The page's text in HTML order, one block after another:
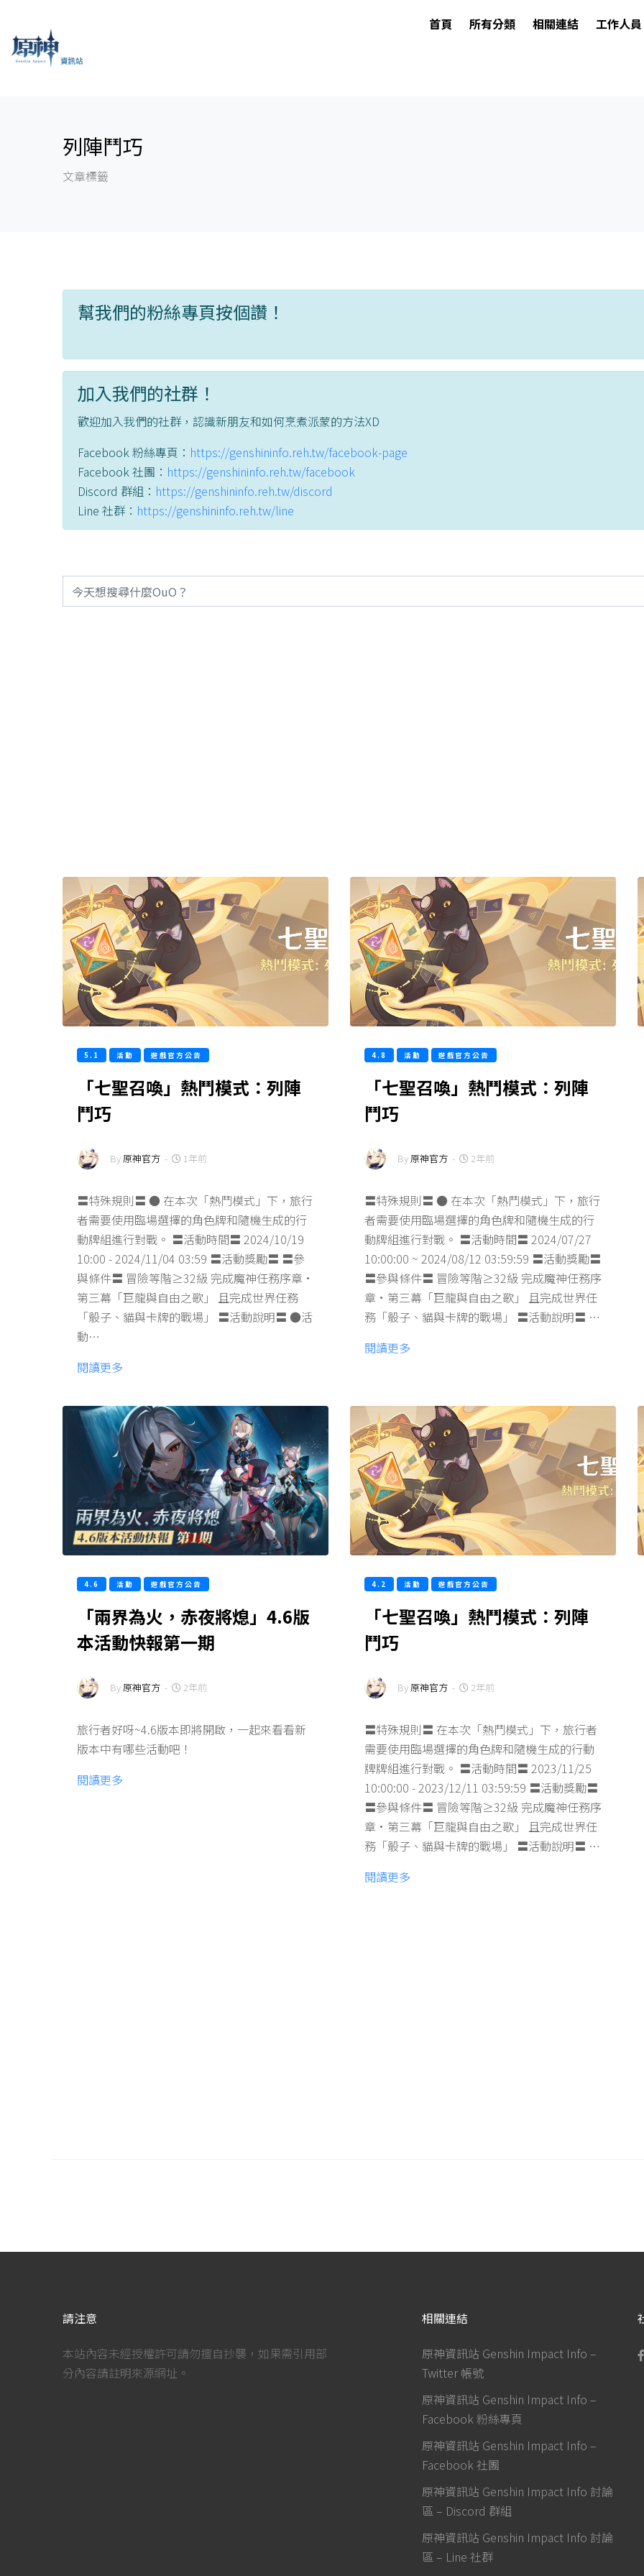
首頁 所有分類 相關連結 工作人員
列陣鬥巧
文章標籤
幫我們的粉絲專頁按個讚！
加入我們的社群！
歡迎加入我們的社群，認識新朋友和如何烹煮派蒙的方法XD
Facebook 粉絲專頁： https://genshininfo.reh.tw/facebook-page
Facebook 社團： https://genshininfo.reh.tw/facebook
Discord 群組： https://genshininfo.reh.tw/discord
Line 社群： https://genshininfo.reh.tw/line
5.1 活動 遊戲官方公告
「七聖召喚」熱鬥模式：列陣
鬥巧
By原神官方 - 1年前
〓特殊規則〓 ● 在本次「熱鬥模式」下，旅行
者需要使用臨場選擇的角色牌和隨機生成的行
動牌組進行對戰。 〓活動時間〓 2024/10/19
10:00 - 2024/11/04 03:59 〓活動獎勵〓 〓參
與條件〓 冒險等階≥32級 完成魔神任務序章·
第三幕「巨龍與自由之歌」 且完成世界任務
「骰子、貓與卡牌的戰場」 〓活動說明〓 ●活
動…
閱讀更多
4.8 活動 遊戲官方公告
「七聖召喚」熱鬥模式：列陣
鬥巧
By原神官方 - 2年前
〓特殊規則〓 ● 在本次「熱鬥模式」下，旅行
者需要使用臨場選擇的角色牌和隨機生成的行
動牌組進行對戰。 〓活動時間〓 2024/07/27
10:00:00 ~ 2024/08/12 03:59:59 〓活動獎勵〓
〓參與條件〓 冒險等階≥32級 完成魔神任務序
章·第三幕「巨龍與自由之歌」 且完成世界任
務「骰子、貓與卡牌的戰場」 〓活動說明〓 …
閱讀更多
4.6 活動 遊戲官方公告
「兩界為火，赤夜將熄」4.6版
本活動快報第一期
By原神官方 - 2年前
旅行者好呀~4.6版本即將開啟，一起來看看新
版本中有哪些活動吧！
閱讀更多
4.2 活動 遊戲官方公告
「七聖召喚」熱鬥模式：列陣
鬥巧
By原神官方 - 2年前
〓特殊規則〓 在本次「熱鬥模式」下，旅行者
需要使用臨場選擇的角色牌和隨機生成的行動
牌牌組進行對戰。 〓活動時間〓 2023/11/25
10:00:00 - 2023/12/11 03:59:59 〓活動獎勵〓
〓參與條件〓 冒險等階≥32級 完成魔神任務序
章·第三幕「巨龍與自由之歌」 且完成世界任
務「骰子、貓與卡牌的戰場」 〓活動說明〓 …
閱讀更多
請注意
本站內容未經授權許可請勿擅自抄襲，如果需引用部
分內容請註明來源網址。
相關連結
原神資訊站 Genshin Impact Info –
Twitter 帳號
原神資訊站 Genshin Impact Info –
Facebook 粉絲專頁
原神資訊站 Genshin Impact Info –
Facebook 社團
原神資訊站 Genshin Impact Info 討論
區 – Discord 群組
原神資訊站 Genshin Impact Info 討論
區 – Line 社群